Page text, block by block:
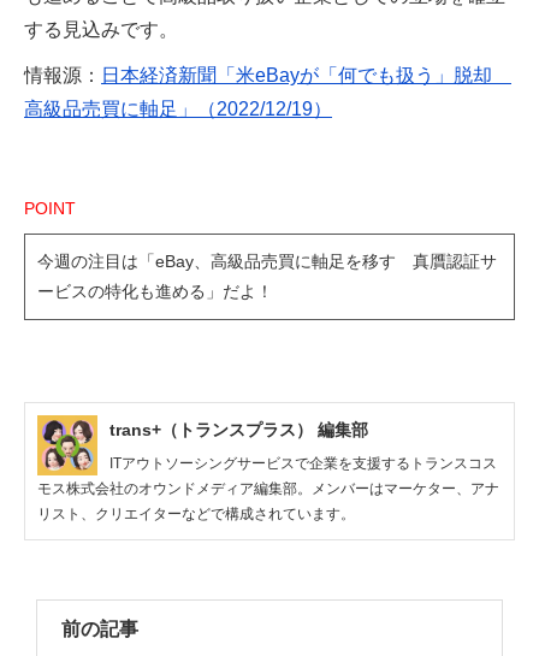
する見込みです。
情報源： 日本経済新聞「米eBayが「何でも扱う」脱却
高級品売買に軸足」（2022/12/19）
POINT
今週の注目は「eBay、高級品売買に軸足を移す 真贋認証サ
ービスの特化も進める」だよ！
trans+（トランスプラス） 編集部
ITアウトソーシングサービスで企業を支援するトランスコス
モス株式会社のオウンドメディア編集部。メンバーはマーケター、アナ
リスト、クリエイターなどで構成されています。
前の記事